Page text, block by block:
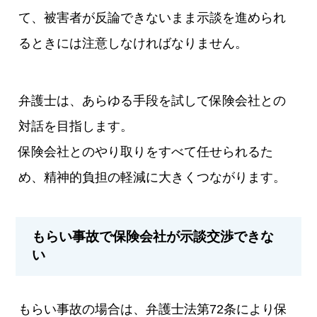
て、被害者が反論できないまま示談を進められ
るときには注意しなければなりません。
弁護士は、あらゆる手段を試して保険会社との
対話を目指します。
保険会社とのやり取りをすべて任せられるた
め、精神的負担の軽減に大きくつながります。
もらい事故で保険会社が示談交渉できな
い
もらい事故の場合は、弁護士法第72条により保